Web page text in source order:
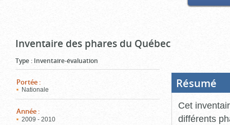
Inventaire des phares du Québec
Type : Inventaire-évaluation
Portée :
Nationale
Année :
2009 - 2010
Résumé
Cet
différents